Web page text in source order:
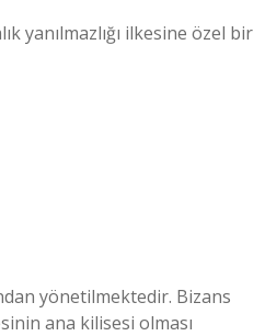
yanılmazlığı ilkesine özel bir
yönetilmektedir. Bizans
ana kilisesi olması